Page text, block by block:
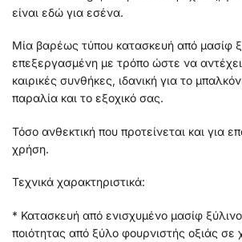
είναι εδώ για εσένα.
Μία βαρέως τύπου κατασκευή από μασίφ
επεξεργασμένη με τρόπο ώστε να
καιρικές συνθήκες, ιδανική για το
παραλία και το εξοχικό σας.
Τόσο ανθεκτική που προτείνεται και για
χρήση.
Τεχνικά χαρακτηριστικά:
* Κατασκευή από ενισχυμένο μασίφ
ποιότητας από ξύλο φουρνιστής οξιάς σε